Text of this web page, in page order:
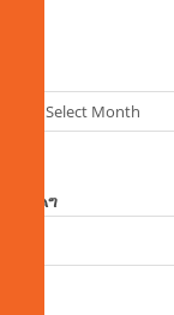
Select Month
ፈልግ